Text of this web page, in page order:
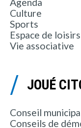
Agenda
Culture
Sports
Espace de loisirs
Vie associative
JOUÉ
Conseil
Conseils de